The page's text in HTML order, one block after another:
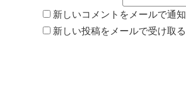
新しいコメントをメールで通知
新しい投稿をメールで受け取る